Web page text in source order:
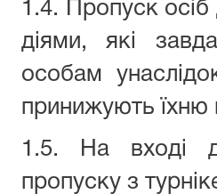
1.4. Пропуск
діями, які
особам
принижують їхню
1.5. На вході
пропуску з